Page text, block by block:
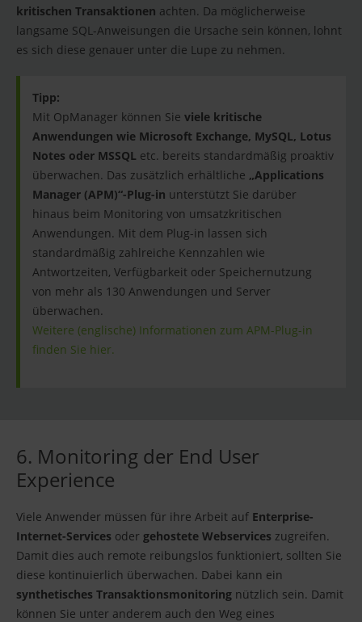
kritischen Transaktionen achten. Da möglicherweise
langsame SQL-Anweisungen die Ursache sein können, lohnt
es sich diese genauer unter die Lupe zu nehmen.
Tipp:
Mit OpManager können Sie viele kritische
Anwendungen wie Microsoft Exchange, MySQL, Lotus
Notes oder MSSQL etc. bereits standardmäßig proaktiv
überwachen. Das zusätzlich erhältliche „Applications
Manager (APM)“-Plug-in unterstützt Sie darüber
hinaus beim Monitoring von umsatzkritischen
Anwendungen. Mit dem Plug-in lassen sich
standardmäßig zahlreiche Kennzahlen wie
Antwortzeiten, Verfügbarkeit oder Speichernutzung
von mehr als 130 Anwendungen und Server
überwachen.
Weitere (englische) Informationen zum APM-Plug-in
finden Sie hier.
6. Monitoring der End User
Experience
Viele Anwender müssen für ihre Arbeit auf Enterprise-
Internet-Services oder gehostete Webservices zugreifen.
Damit dies auch remote reibungslos funktioniert, sollten Sie
diese kontinuierlich überwachen. Dabei kann ein
synthetisches Transaktionsmonitoring nützlich sein. Damit
können Sie unter anderem auch den Weg eines